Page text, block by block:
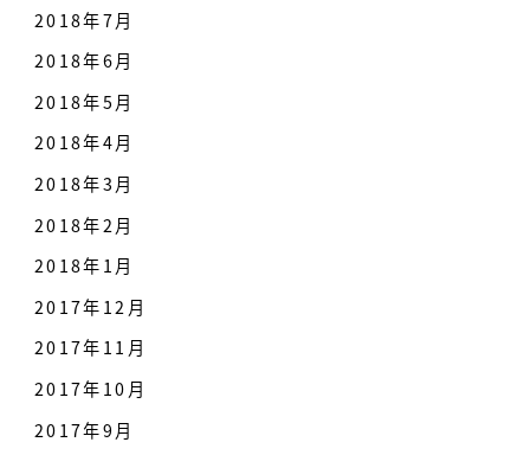
2018年7月
2018年6月
2018年5月
2018年4月
2018年3月
2018年2月
2018年1月
2017年12月
2017年11月
2017年10月
2017年9月